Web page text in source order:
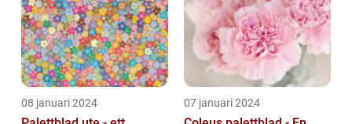
08 januari 2024 07 januari 2024